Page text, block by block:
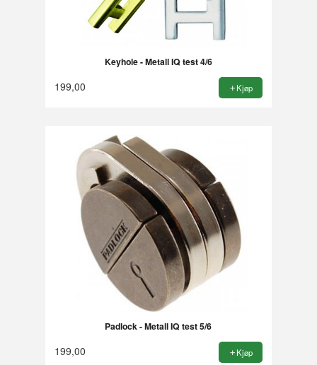
Keyhole - Metall IQ test 4/6
199,00 Kjøp
Padlock - Metall IQ test 5/6
199,00 Kjøp